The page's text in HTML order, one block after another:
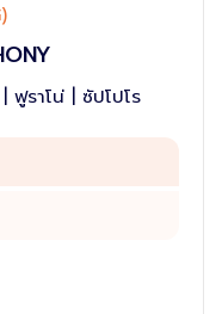
ฟูราโน่ | ซัปโปโร